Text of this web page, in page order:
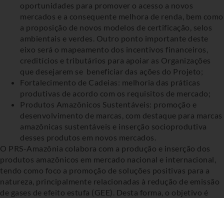
oportunidades para promover o acesso a novos
mercados e a consequente melhora de renda, bem como
a proposição de novos modelos de certificação, selos
ambientais e verdes. Outro ponto importante deste
eixo será o mapeamento dos incentivos financeiros,
creditícios e tributários para apoiar as Organizações
que desejarem se beneficiar das ações do Projeto;
Fortalecimento de Cadeias: melhoria das práticas
produtivas de acordo com os requisitos de mercado;
Produtos Amazônicos Sustentáveis: promoção e
desenvolvimento de marcas, com destaque para marcas
amazônicas sustentáveis e inserção socioprodutiva
desses produtos em novos mercados.
O PRS-Amazônia colabora com a produção e inserção dos
produtos amazônicos em mercado nacional e internacional,
tendo como foco a promoção de soluções positivas para a
natureza, principalmente relacionadas à redução de emissão
de gases de efeito estufa (GEE). Desta forma, o objetivo é